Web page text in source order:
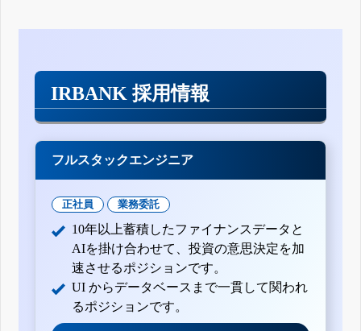
IRBANK 採用情報
フルスタックエンジニア
正社員 業務委託
10年以上蓄積したファイナンスデータと
AIを掛け合わせて、投資の意思決定を加
速させるポジションです。
UI からデータベースまで一貫して関われ
るポジションです。